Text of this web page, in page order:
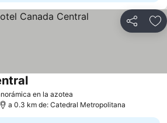
Compartir
en la azotea
a 0.3 km de: Catedral Metropolitana